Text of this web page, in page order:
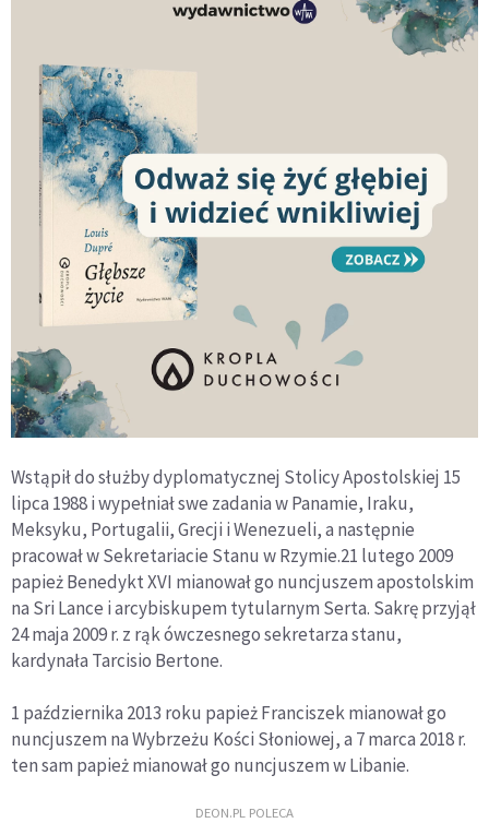
Wstąpił do służby dyplomatycznej Stolicy Apostolskiej 15
lipca 1988 i wypełniał swe zadania w Panamie, Iraku,
Meksyku, Portugalii, Grecji i Wenezueli, a następnie
pracował w Sekretariacie Stanu w Rzymie.21 lutego 2009
papież Benedykt XVI mianował go nuncjuszem apostolskim
na Sri Lance i arcybiskupem tytularnym Serta. Sakrę przyjął
24 maja 2009 r. z rąk ówczesnego sekretarza stanu,
kardynała Tarcisio Bertone.
1 października 2013 roku papież Franciszek mianował go
nuncjuszem na Wybrzeżu Kości Słoniowej, a 7 marca 2018 r.
ten sam papież mianował go nuncjuszem w Libanie.
DEON.PL POLECA